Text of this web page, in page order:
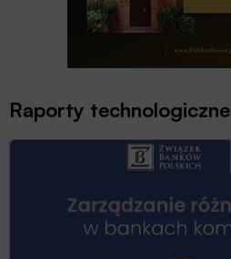
Raporty technologiczne